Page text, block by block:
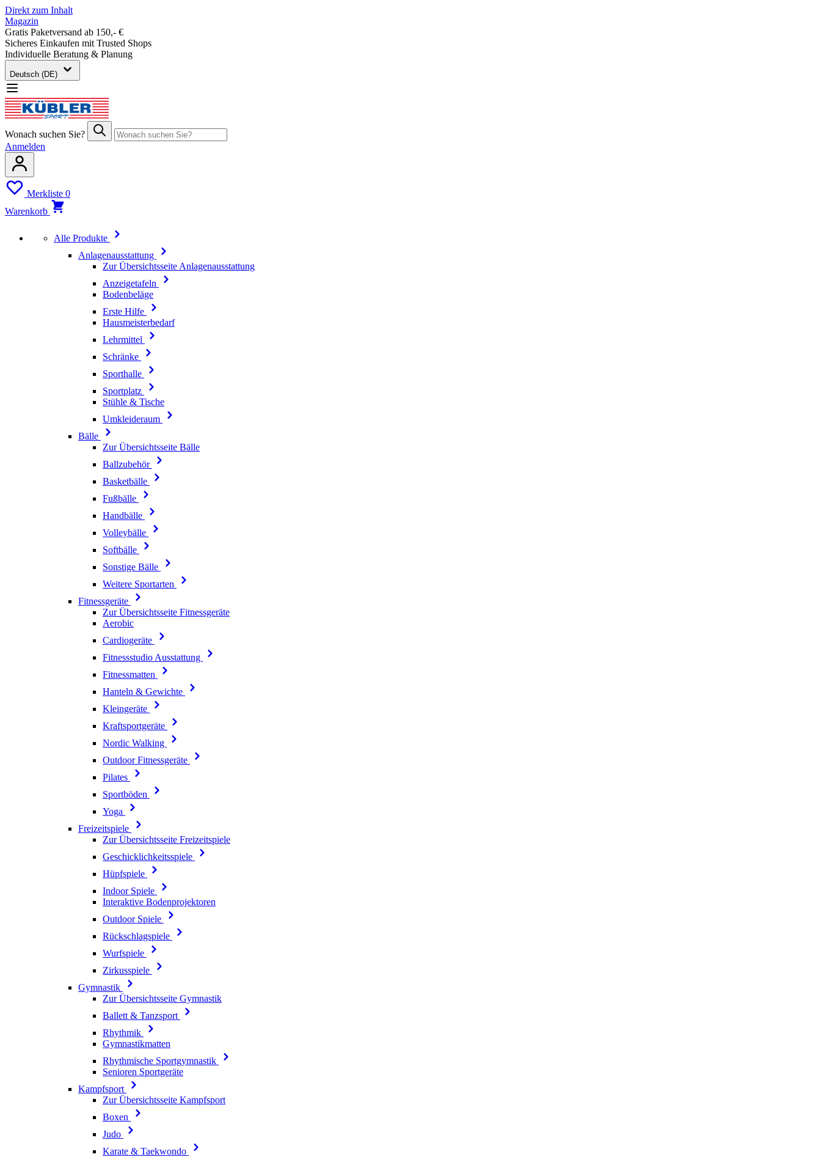
Direkt zum Inhalt
Magazin
Gratis Paketversand ab 150,- €
Sicheres Einkaufen mit Trusted Shops
Individuelle Beratung & Planung
Deutsch (DE)
Wonach suchen Sie?
Anmelden
Merkliste 0
Warenkorb
Alle Produkte
Anlagenausstattung
Zur Übersichtsseite Anlagenausstattung
Anzeigetafeln
Bodenbeläge
Erste Hilfe
Hausmeisterbedarf
Lehrmittel
Schränke
Sporthalle
Sportplatz
Stühle & Tische
Umkleideraum
Bälle
Zur Übersichtsseite Bälle
Ballzubehör
Basketbälle
Fußbälle
Handbälle
Volleybälle
Softbälle
Sonstige Bälle
Weitere Sportarten
Fitnessgeräte
Zur Übersichtsseite Fitnessgeräte
Aerobic
Cardiogeräte
Fitnessstudio Ausstattung
Fitnessmatten
Hanteln & Gewichte
Kleingeräte
Kraftsportgeräte
Nordic Walking
Outdoor Fitnessgeräte
Pilates
Sportböden
Yoga
Freizeitspiele
Zur Übersichtsseite Freizeitspiele
Geschicklichkeitsspiele
Hüpfspiele
Indoor Spiele
Interaktive Bodenprojektoren
Outdoor Spiele
Rückschlagspiele
Wurfspiele
Zirkusspiele
Gymnastik
Zur Übersichtsseite Gymnastik
Ballett & Tanzsport
Rhythmik
Gymnastikmatten
Rhythmische Sportgymnastik
Senioren Sportgeräte
Kampfsport
Zur Übersichtsseite Kampfsport
Boxen
Judo
Karate & Taekwondo